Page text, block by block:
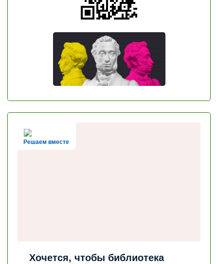
Решаем вместе
Хочется, чтобы библиотека